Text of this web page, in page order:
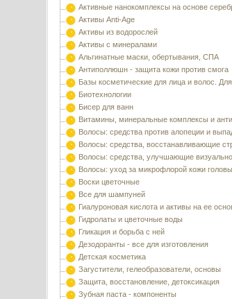
Активные нанокомплексы на основе
Активы Anti-Age
Активы из водорослей
Активы с минералами
Альгинатные маски, обертывания, СПА
Антиполлюшн - защита кожи против смога
Базы косметические для лица и волос.
Биотехнологии
Бисер для ванн
Витамины, минеральные комплексы и
Волосы: средства против алопеции и
Волосы: средства, восстанавливающие
Волосы: средства, улучшающие
Волосы: уход за микрофлорой кожи
Воски цветочные
Все для шампуней
Гиалуроновая кислота и активы на ее
Гидролаты и цветочные воды
Гликация и борьба с ней
Дезодоранты - все для изготовления
Детская косметика
Загустители, гелеобразователи, основы
Защита, восстановление, детоксикация
Зубная паста - компоненты